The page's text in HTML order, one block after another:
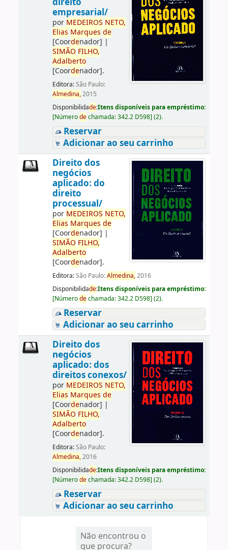
empresarial/
por MEDEIROS NETO,
Elias Marques de
[Coordenador] |
SIMÃO FILHO,
Adalberto
[Coordenador].
Editora:São Paulo:
Almedina,2015
Disponibilidade:Itens disponíveis para empréstimo:
[Númerodechamada:342.2 D598] (2).
Reservar
Adicionar ao seu carrinho
Direito dos
negócios
aplicado: do
direito
processual/
por MEDEIROS NETO,
Elias Marques de
[Coordenador] |
SIMÃO FILHO,
Adalberto
[Coordenador].
Editora:São Paulo:Almedina,2016
Disponibilidade:Itens disponíveis para empréstimo:
[Númerodechamada:342.2 D598] (2).
Reservar
Adicionar ao seu carrinho
Direito dos
negócios
aplicado: dos
direitos conexos/
por MEDEIROS NETO,
Elias Marques de
[Coordenador] |
SIMÃO FILHO,
Adalberto
[Coordenador].
Editora:São Paulo:
Almedina,2016
Disponibilidade:Itens disponíveis para empréstimo:
[Númerodechamada:342.2 D598] (2).
Reservar
Adicionar ao seu carrinho
Não encontrou o
que procura?